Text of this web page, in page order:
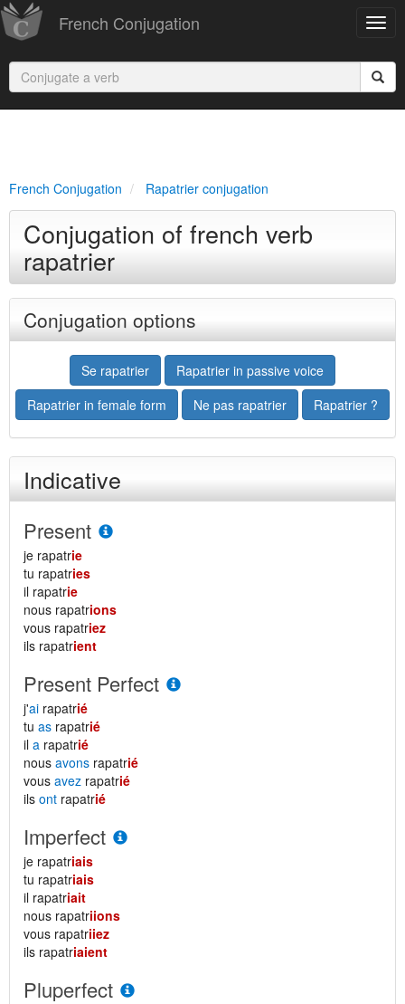
French Conjugation
French Conjugation Rapatrier conjugation
Conjugation of french verb
rapatrier
Conjugation options
Se rapatrier
Rapatrier in passive voice
Rapatrier in female form
Ne pas rapatrier Rapatrier ?
Indicative
Present
je rapatrie
tu rapatries
il rapatrie
nous rapatrions
vous rapatriez
ils rapatrient
Present Perfect
j'ai rapatrié
tu as rapatrié
il a rapatrié
nous avons rapatrié
vous avez rapatrié
ils ont rapatrié
Imperfect
je rapatriais
tu rapatriais
il rapatriait
nous rapatriions
vous rapatriiez
ils rapatriaient
Pluperfect